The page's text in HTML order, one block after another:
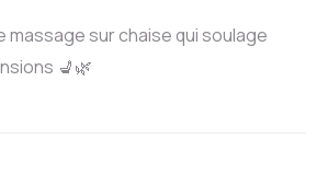
massage sur chaise qui soulage
💺🌿